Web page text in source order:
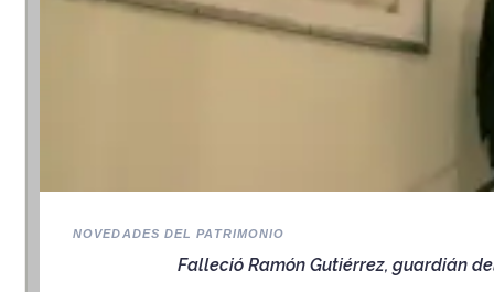
NOVEDADES DEL PATRIMONIO
Falleció Ramón Gutiérrez, guardián